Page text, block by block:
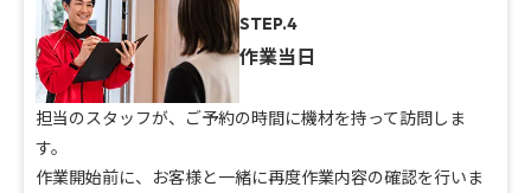
STEP.4
作業当日
担当のスタッフが、ご予約の時間に機材を持って訪問しま
す。
作業開始前に、お客様と一緒に再度作業内容の確認を行いま